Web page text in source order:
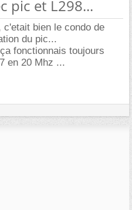
pic et L298...
bien le condo de
du pic...
fonctionnais toujours
en 20 Mhz ...